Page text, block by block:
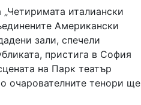
„Четиримата италиански
Американски
зали, спечели
пристига в София
на Парк театър
очарователните тенори ще